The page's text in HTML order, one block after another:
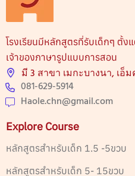
โรงเรียนมีหลักสูตรที่รับเด็กๆ ตั้ง
เจ้าของภาษารูปแบบการสอน
มี 3 สาขา เมกะบางนา, เอ็
081-629-5914
Haole.chn@gmail.com
Explore Course
หลักสูตรสำหรับเด็ก 1.5 -5ขวบ
หลักสูตรสำหรับเด็ก 5- 15ขวบ